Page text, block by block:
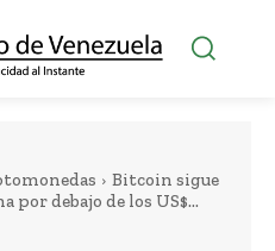
Bitcoin sigue
por debajo de los US$...